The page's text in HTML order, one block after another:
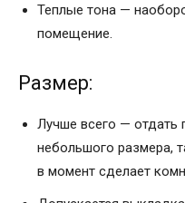
Теплые тона —
помещение.
Размер:
Лучше всего — отдать
небольшого размера,
в момент сделает